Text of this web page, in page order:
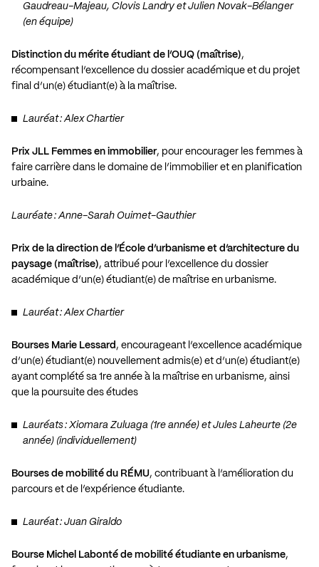
Gaudreau-Majeau, Clovis Landry et Julien Novak-Bélanger
(en équipe)
Distinction du mérite étudiant de l’OUQ (maîtrise),
récompensant l’excellence du dossier académique et du projet
final d’un(e) étudiant(e) à la maîtrise.
Lauréat : Alex Chartier
Prix JLL Femmes en immobilier, pour encourager les femmes à
faire carrière dans le domaine de l’immobilier et en planification
urbaine.
Lauréate : Anne-Sarah Ouimet-Gauthier
Prix de la direction de l’École d’urbanisme et d’architecture du
paysage (maîtrise), attribué pour l’excellence du dossier
académique d’un(e) étudiant(e) de maîtrise en urbanisme.
Lauréat : Alex Chartier
Bourses Marie Lessard , encourageant l’excellence académique
d’un(e) étudiant(e) nouvellement admis(e) et d’un(e) étudiant(e)
ayant complété sa 1re année à la maîtrise en urbanisme, ainsi
que la poursuite des études
Lauréats : Xiomara Zuluaga (1re année) et Jules Laheurte (2e
année) (individuellement)
Bourses de mobilité du RÉMU, contribuant à l’amélioration du
parcours et de l’expérience étudiante.
Lauréat : Juan Giraldo
Bourse Michel Labonté de mobilité étudiante en urbanisme,